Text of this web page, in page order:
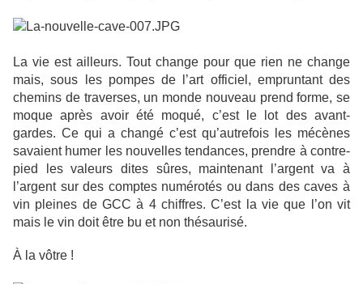
La vie est ailleurs. Tout change pour que rien ne change
mais, sous les pompes de l’art officiel, empruntant des
chemins de traverses, un monde nouveau prend forme, se
moque après avoir été moqué, c’est le lot des avant-
gardes. Ce qui a changé c’est qu’autrefois les mécènes
savaient humer les nouvelles tendances, prendre à contre-
pied les valeurs dites sûres, maintenant l’argent va à
l’argent sur des comptes numérotés ou dans des caves à
vin pleines de GCC à 4 chiffres. C’est la vie que l’on vit
mais le vin doit être bu et non thésaurisé.
À la vôtre !